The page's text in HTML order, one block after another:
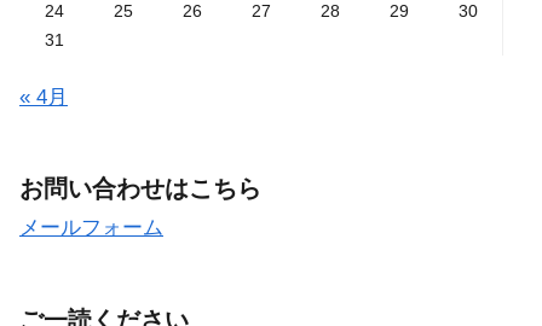
24
25 26 27 28 29
30
31
« 4月
お問い合わせはこちら
メールフォーム
ご一読ください